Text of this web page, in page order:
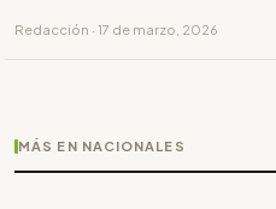
Redacción · 17 de marzo, 2026
MÁS EN NACIONALES